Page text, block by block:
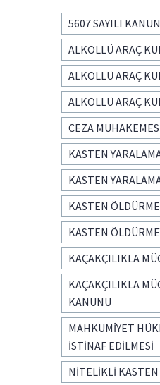
5607 SAYILI KANUN
ALKOLLÜ ARAÇ
ALKOLLÜ ARAÇ
ALKOLLÜ ARAÇ
CEZA
KASTEN
KASTEN
KASTEN ÖLDÜRME
KASTEN
KAÇAKÇILIKLA
KAÇAKÇILIKLA
KANUNU
MAHKUMİYET
İSTİNAF EDİLMESİ
NİTELİKLİ KASTEN